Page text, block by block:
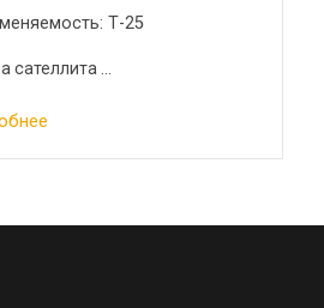
Т-25
сателлита ...